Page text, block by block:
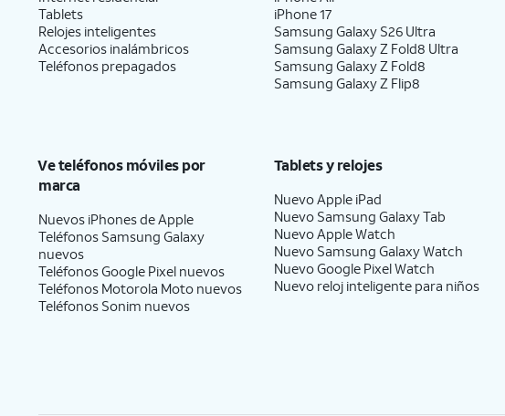
Tablets
Relojes inteligentes
Accesorios inalámbricos
Teléfonos prepagados
iPhone 17
Samsung Galaxy S26 Ultra
Samsung Galaxy Z Fold8 Ultra
Samsung Galaxy Z Fold8
Samsung Galaxy Z Flip8
Ve teléfonos móviles por
marca
Nuevos iPhones de Apple
Teléfonos Samsung Galaxy
nuevos
Teléfonos Google Pixel nuevos
Teléfonos Motorola Moto nuevos
Teléfonos Sonim nuevos
Tablets y relojes
Nuevo Apple iPad
Nuevo Samsung Galaxy Tab
Nuevo Apple Watch
Nuevo Samsung Galaxy Watch
Nuevo Google Pixel Watch
Nuevo reloj inteligente para niños